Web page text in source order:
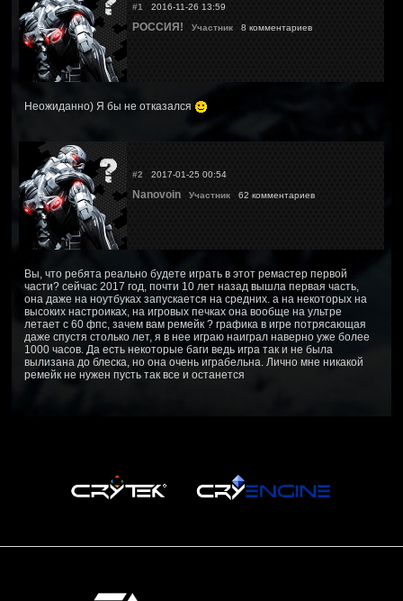
#1 2016-11-26 13:59
РОССИЯ! Участник 8 комментариев
Неожиданно) Я бы не отказался
#2 2017-01-25 00:54
Nanovoin Участник 62 комментариев
Вы, что ребята реально будете играть в этот ремастер первой
части? сейчас 2017 год, почти 10 лет назад вышла первая часть,
она даже на ноутбуках запускается на средних. а на некоторых на
высоких настроиках, на игровых печках она вообще на ультре
летает с 60 фпс, зачем вам ремейк ? графика в игре потрясающая
даже спустя столько лет, я в нее играю наиграл наверно уже более
1000 часов. Да есть некоторые баги ведь игра так и не была
вылизана до блеска, но она очень играбельна. Лично мне никакой
ремейк не нужен пусть так все и останется